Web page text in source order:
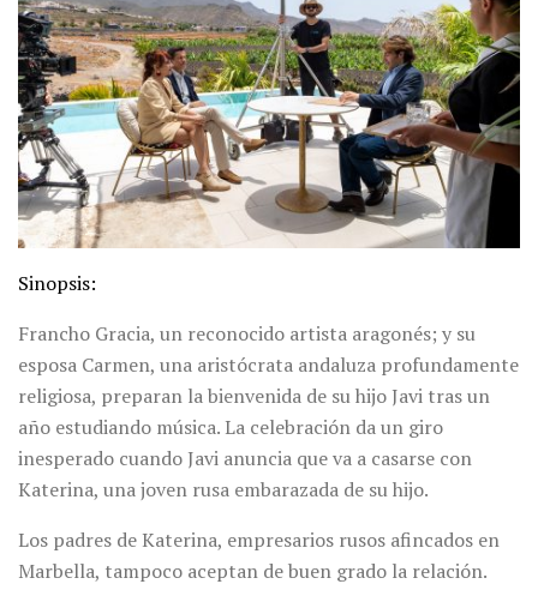
Sinopsis:
Francho Gracia, un reconocido artista aragonés; y su
esposa Carmen, una aristócrata andaluza profundamente
religiosa, preparan la bienvenida de su hijo Javi tras un
año estudiando música. La celebración da un giro
inesperado cuando Javi anuncia que va a casarse con
Katerina, una joven rusa embarazada de su hijo.
Los padres de Katerina, empresarios rusos afincados en
Marbella, tampoco aceptan de buen grado la relación.